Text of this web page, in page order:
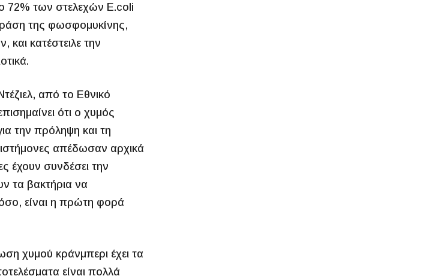
72% των στελεχών E.coli
της φωσφομυκίνης,
κατέστειλε την
από το Εθνικό
ότι ο χυμός
την πρόληψη και τη
απέδωσαν αρχικά
έχουν συνδέσει την
τα βακτήρια να
είναι η πρώτη φορά
χυμού κράνμπερι έχει τα
είναι πολλά